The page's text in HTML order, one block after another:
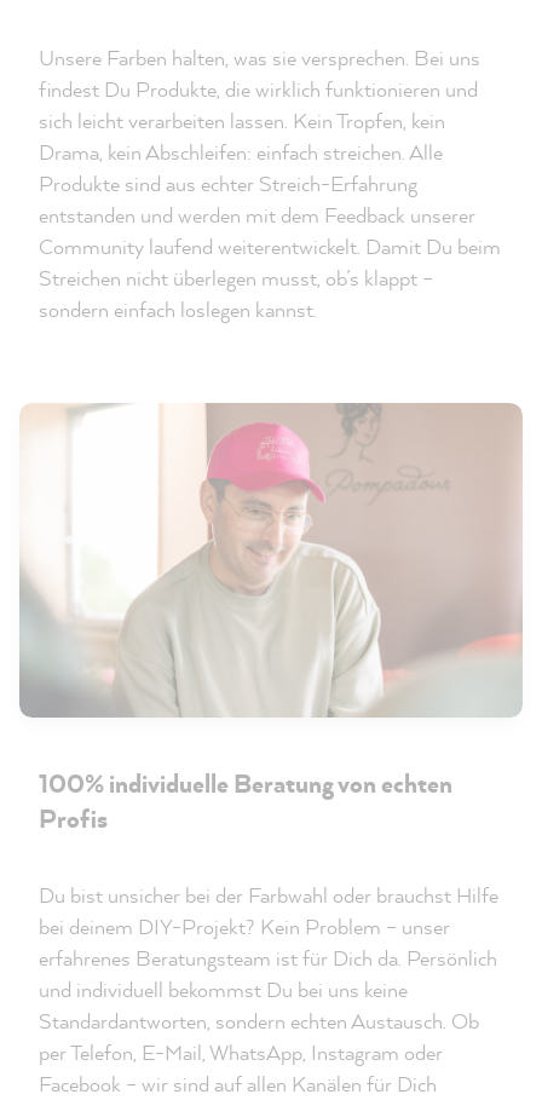
Unsere Farben halten, was sie versprechen. Bei uns
findest Du Produkte, die wirklich funktionieren und
sich leicht verarbeiten lassen. Kein Tropfen, kein
Drama, kein Abschleifen: einfach streichen. Alle
Produkte sind aus echter Streich-Erfahrung
entstanden und werden mit dem Feedback unserer
Community laufend weiterentwickelt. Damit Du beim
Streichen nicht überlegen musst, ob’s klappt –
sondern einfach loslegen kannst.
100% individuelle Beratung von echten
Profis
Du bist unsicher bei der Farbwahl oder brauchst Hilfe
bei deinem DIY-Projekt? Kein Problem – unser
erfahrenes Beratungsteam ist für Dich da. Persönlich
und individuell bekommst Du bei uns keine
Standardantworten, sondern echten Austausch. Ob
per Telefon, E-Mail, WhatsApp, Instagram oder
Facebook – wir sind auf allen Kanälen für Dich